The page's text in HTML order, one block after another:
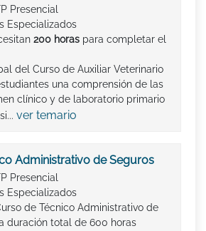
Presencial
Especializados
200 horas para completar el
del Curso de Auxiliar Veterinario
una comprensión de las
clínico y de laboratorio primario
ver temario
Administrativo de Seguros
Presencial
Especializados
de Técnico Administrativo de
duración total de 600 horas